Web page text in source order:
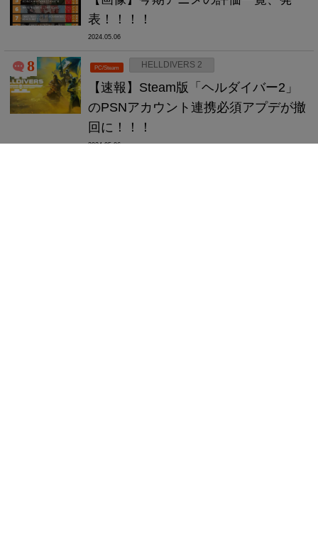
表！！！！
2024.05.06
PC/Steam HELLDIVERS 2
【速報】Steam版「ヘルダイバー2」
のPSNアカウント連携必須アプデが撤
回に！！！
2024.05.06
8